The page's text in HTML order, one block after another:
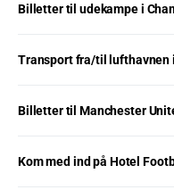
Billetter til udekampe i
Transport fra/til lufthavnen
Billetter til Manchester
Kom med ind på Hotel